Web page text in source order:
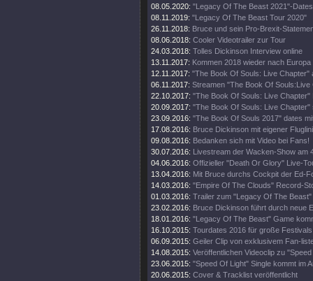
08.05.2020: "Legacy Of The Beast 2021"-Dates
08.11.2019: "Legacy Of The Beast Tour 2020"
26.11.2018: Bruce und sein Pro-Brexit-
08.06.2018: Cooler Videotrailer zur Tour
24.03.2018: Tolles Dickinson Interview online
13.11.2017: Kommen 2018 wieder nach Europa
12.11.2017: "The Book Of Souls: Live Chapter"
06.11.2017: Streamen "The Book Of Souls:Live
22.10.2017: "The Book Of Souls: Live Chapter"
20.09.2017: "The Book Of Souls: Live Chapter"
23.09.2016: "The Book Of Souls 2017" dates
17.08.2016: Bruce Dickinson mit eigener
09.08.2016: Bedanken sich mit Video bei Fans!
30.07.2016: Livestream der Wacken-Show am
04.06.2016: Offizieller "Death Or Glory" Live-
13.04.2016: Mit Bruce durchs Cockpit der Ed-
14.03.2016: "Empire Of The Clouds" Record-
01.03.2016: Trailer zum "Legacy Of The Beast"
23.02.2016: Bruce Dickinson führt durch neue
18.01.2016: "Legacy Of The Beast" Game
16.10.2015: Tourdates 2016 für große
06.09.2015: Geiler Clip von exklusivem Fan-
14.08.2015: Veröffentlichen Videoclip zu
23.06.2015: "Speed Of Light" Single kommt im
20.06.2015: Cover & Tracklist veröffentlicht